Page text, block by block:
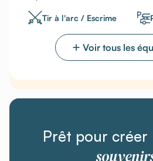
Tir à l'arc / Escrime
Voir tous les
Prêt pour créer